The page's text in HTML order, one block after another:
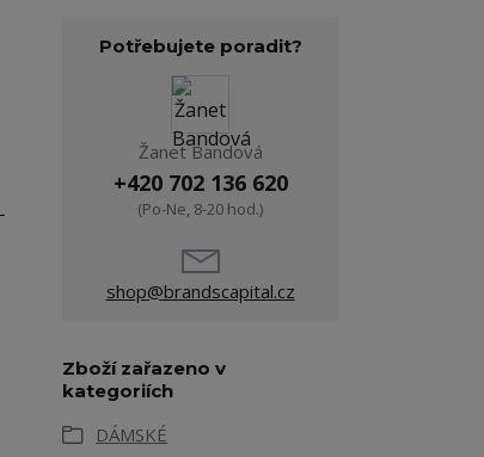
Potřebujete poradit?
Žanet Bandová
+420 702 136 620
(Po-Ne, 8-20 hod.)
shop@brandscapital.cz
Zboží zařazeno v
kategoriích
DÁMSKÉ